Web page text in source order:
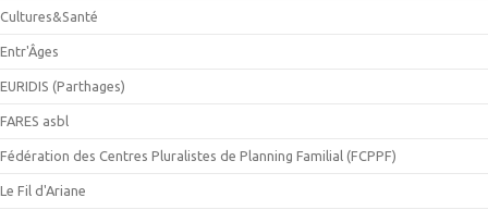
Cultures&Santé
Entr'Âges
EURIDIS (Parthages)
FARES asbl
Fédération des Centres Pluralistes de Planning Familial (FCPPF)
Le Fil d'Ariane